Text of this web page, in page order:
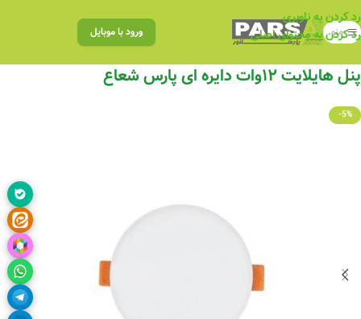
رد کردن به ناوبری
رد کردن به محتوای اصلی
منو ورود با موبایل
پنل هایلایت ۱۲وات دایره ای پارس شعاع
-5%